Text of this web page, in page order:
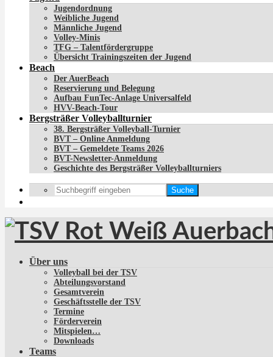
Jugendordnung
Weibliche Jugend
Männliche Jugend
Volley-Minis
TFG – Talentfördergruppe
Übersicht Trainingszeiten der Jugend
Beach
Der AuerBeach
Reservierung und Belegung
Aufbau FunTec-Anlage Universalfeld
HVV-Beach-Tour
Bergsträßer Volleyballturnier
38. Bergsträßer Volleyball-Turnier
BVT – Online Anmeldung
BVT – Gemeldete Teams 2026
BVT-Newsletter-Anmeldung
Geschichte des Bergsträßer Volleyballturniers
Suche
Über uns
Volleyball bei der TSV
Abteilungsvorstand
Gesamtverein
Geschäftsstelle der TSV
Termine
Förderverein
Mitspielen…
Downloads
Teams